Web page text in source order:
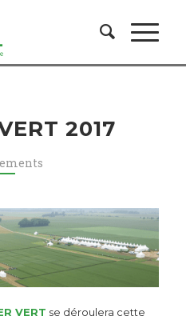
2017
VERT se déroulera cette